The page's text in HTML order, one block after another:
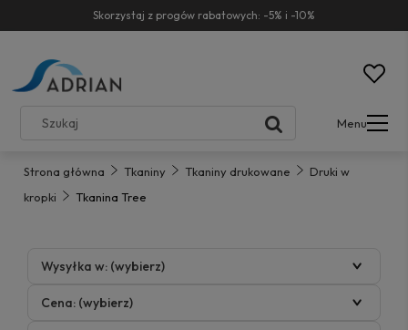
Skorzystaj z progów rabatowych: -5% i -10%
Menu
Strona główna Tkaniny Tkaniny drukowane
Druki w
kropki
Tkanina Tree
Wysyłka w: (wybierz)
Cena: (wybierz)